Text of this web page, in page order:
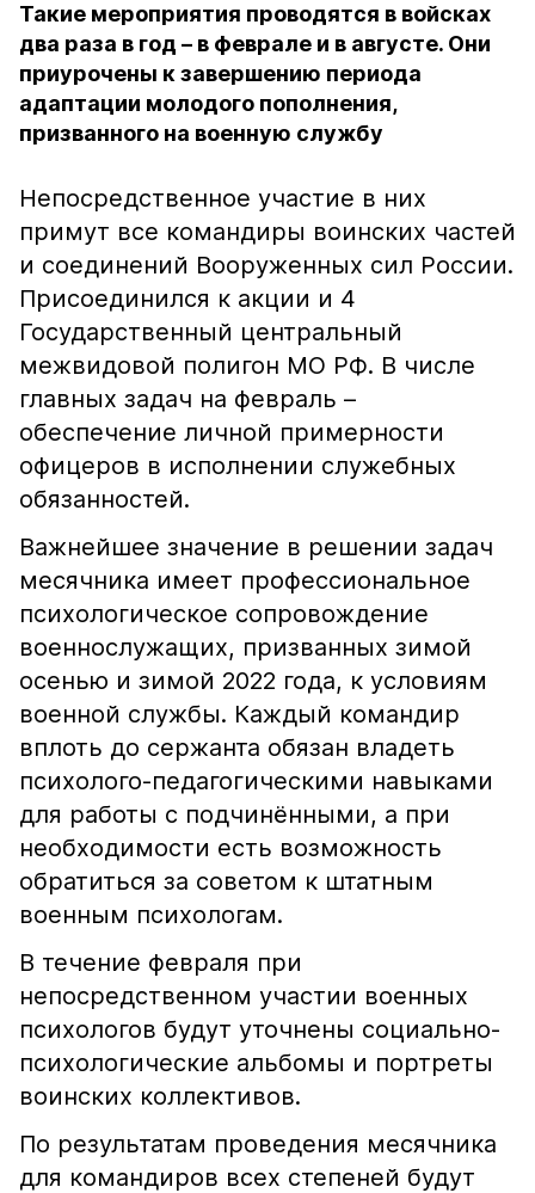
Такие мероприятия проводятся в войсках
два раза в год – в феврале и в августе. Они
приурочены к завершению периода
адаптации молодого пополнения,
призванного на военную службу
Непосредственное участие в них
примут все командиры воинских частей
и соединений Вооруженных сил России.
Присоединился к акции и 4
Государственный центральный
межвидовой полигон МО РФ. В числе
главных задач на февраль –
обеспечение личной примерности
офицеров в исполнении служебных
обязанностей.
Важнейшее значение в решении задач
месячника имеет профессиональное
психологическое сопровождение
военнослужащих, призванных зимой
осенью и зимой 2022 года, к условиям
военной службы. Каждый командир
вплоть до сержанта обязан владеть
психолого-педагогическими навыками
для работы с подчинёнными, а при
необходимости есть возможность
обратиться за советом к штатным
военным психологам.
В течение февраля при
непосредственном участии военных
психологов будут уточнены социально-
психологические альбомы и портреты
воинских коллективов.
По результатам проведения месячника
для командиров всех степеней будут